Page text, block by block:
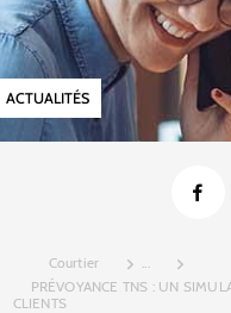
ACTUALITÉS
Courtier
...
PRÉVOYANCE TNS : UN
CLIENTS